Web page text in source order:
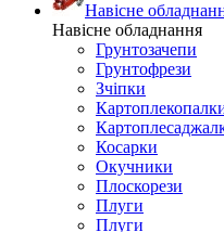
Навісне
Навісне обладнання
Грунтозачепи
Грунтофрези
Зчіпки
Косарки
Окучники
Плоскорези
Плуги
Плуги